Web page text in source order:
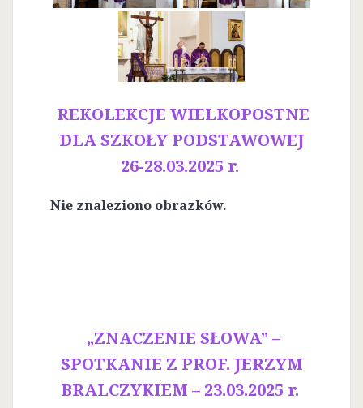
REKOLEKCJE WIELKOPOSTNE
DLA SZKOŁY PODSTAWOWEJ
26-28.03.2025 r.
Nie znaleziono obrazków.
„ZNACZENIE SŁOWA” –
SPOTKANIE Z PROF. JERZYM
BRALCZYKIEM – 23.03.2025 r.